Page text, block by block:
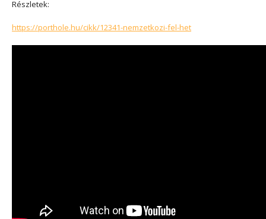
Részletek:
https://porthole.hu/cikk/12341-nemzetkozi-fel-het